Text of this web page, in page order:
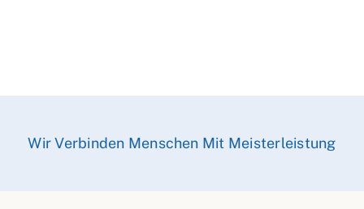
Wir Verbinden Menschen Mit Meisterleistung